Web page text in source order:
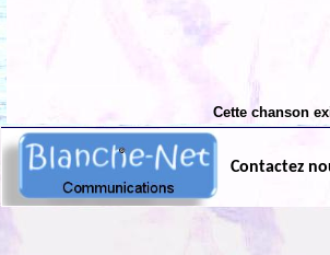
Cette chanson
Contactez